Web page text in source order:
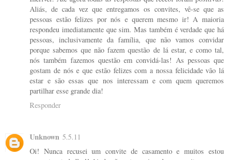
Aliás, de cada vez que entregamos os convites, vê-se que as
pessoas estão felizes por nós e querem mesmo ir! A maioria
respondeu imediatamente que sim. Mas também é verdade que há
pessoas, inclusivamente da família, que não vamos convidar
porque sabemos que não fazem questão de lá estar, e como tal,
nós também fazemos questão em convidá-las! As pessoas que
gostam de nós e que estão felizes com a nossa felicidade vão lá
estar e são essas que nos interessam e com quem queremos
partilhar esse grande dia!
Responder
Unknown 5.5.11
Oi! Nunca recusei um convite de casamento e muitos estou